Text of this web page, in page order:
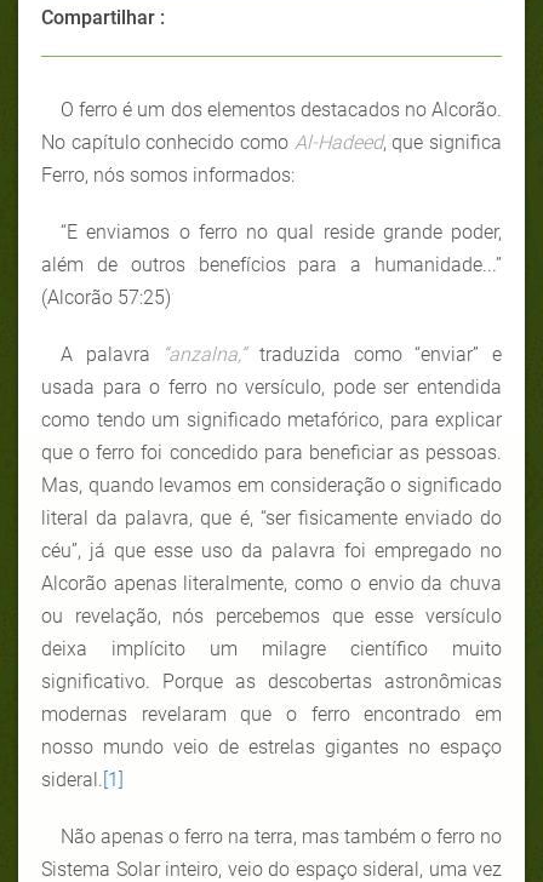
Compartilhar :
O ferro é um dos elementos destacados no Alcorão.
No capítulo conhecido como Al-Hadeed, que significa
Ferro, nós somos informados:
“E enviamos o ferro no qual reside grande poder,
além de outros benefícios para a humanidade...”
(Alcorão 57:25)
A palavra “anzalna,”traduzida como “enviar” e
usada para o ferro no versículo, pode ser entendida
como tendo um significado metafórico, para explicar
que o ferro foi concedido para beneficiar as pessoas.
Mas, quando levamos em consideração o significado
literal da palavra, que é, “ser fisicamente enviado do
céu”, já que esse uso da palavra foi empregado no
Alcorão apenas literalmente, como o envio da chuva
ou revelação, nós percebemos que esse versículo
deixa implícito um milagre científico muito
significativo. Porque as descobertas astronômicas
modernas revelaram que o ferro encontrado em
nosso mundo veio de estrelas gigantes no espaço
sideral. [1]
Não apenas o ferro na terra, mas também o ferro no
Sistema Solar inteiro, veio do espaço sideral, uma vez